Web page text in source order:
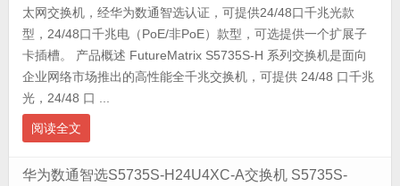
太网交换机，经华为数通智选认证，可提供24/48口千兆光款
型，24/48口千兆电（PoE/非PoE）款型，可选提供一个扩展子
卡插槽。 产品概述 FutureMatrix S5735S-H 系列交换机是面向
企业网络市场推出的高性能全千兆交换机，可提供 24/48 口千兆
光，24/48 口 ...
阅读全文
华为数通智选S5735S-H24U4XC-A交换机 S5735S-